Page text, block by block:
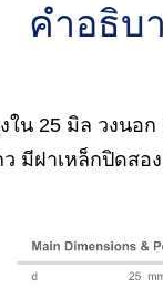
คำอธิบ
ใน 25 มิล วงน
มีฝาเหล็กปิดสอ